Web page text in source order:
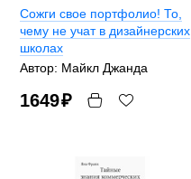
Сожги свое портфолио! То,
чему не учат в дизайнерских
школах
Автор: Майкл Джанда
1649₽